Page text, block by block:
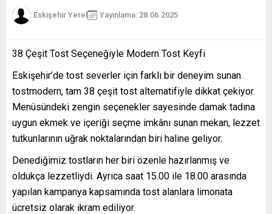
Eskişehir Yerel Yayınlama: 28.06.2025
38 Çeşit Tost Seçeneğiyle Modern Tost Keyfi
Eskişehir’de tost severler için farklı bir deneyim sunan
tostmodern, tam 38 çeşit tost alternatifiyle dikkat çekiyor.
Menüsündeki zengin seçenekler sayesinde damak tadına
uygun ekmek ve içeriği seçme imkânı sunan mekan, lezzet
tutkunlarının uğrak noktalarından biri haline geliyor.
Denediğimiz tostların her biri özenle hazırlanmış ve
oldukça lezzetliydi. Ayrıca saat 15.00 ile 18.00 arasında
yapılan kampanya kapsamında tost alanlara limonata
ücretsiz olarak ikram ediliyor.